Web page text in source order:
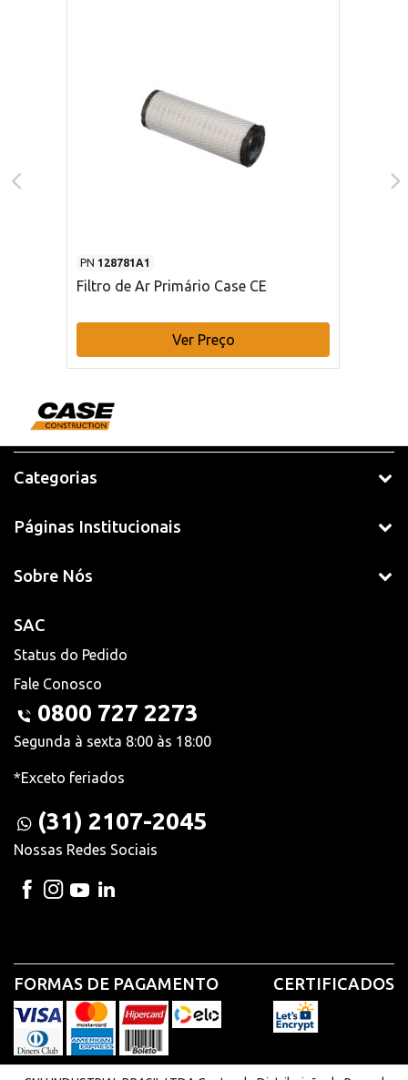
PN 128781A1
Filtro de Ar Primário Case CE
Ver Preço
Categorias
Páginas Institucionais
Sobre Nós
SAC
Status do Pedido
Fale Conosco
0800 727 2273
Segunda à sexta 8:00 às 18:00
*Exceto feriados
(31) 2107-2045
Nossas Redes Sociais
FORMAS DE PAGAMENTO CERTIFICADOS